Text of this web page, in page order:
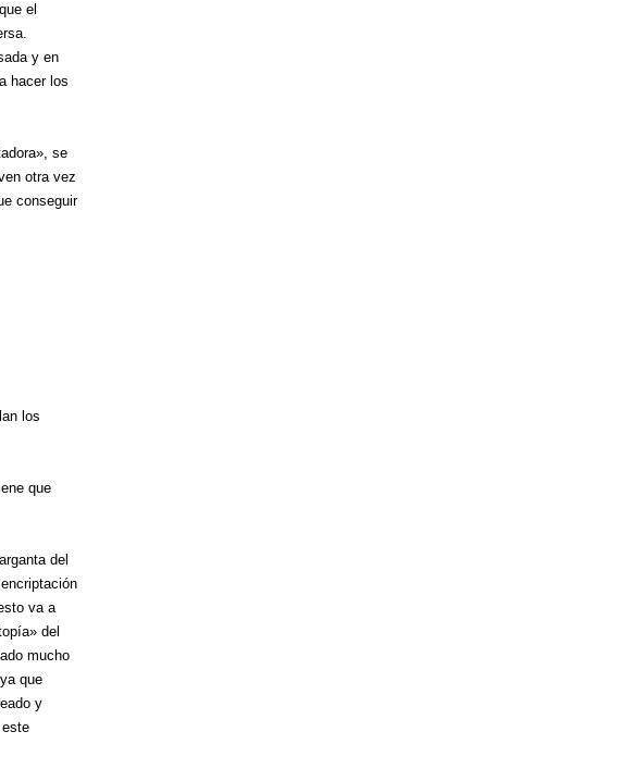
el
y en
hacer los
se
otra vez
conseguir
los
que
del
va a
del
mucho
que
y